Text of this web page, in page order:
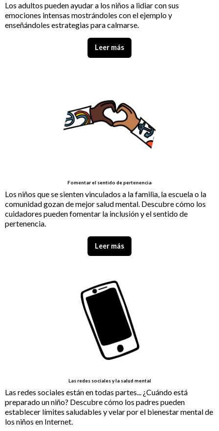
Los adultos pueden ayudar a los niños a lidiar con sus
emociones intensas mostrándoles con el ejemplo y
enseñándoles estrategias para calmarse.
Leer más
Fomentar el sentido de pertenencia
Los niños que se sienten vinculados a la familia, la escuela o la
comunidad gozan de mejor salud mental. Descubre cómo los
cuidadores pueden fomentar la inclusión y el sentido de
pertenencia.
Leer más
Las redes sociales y la salud mental
Las redes sociales están en todas partes... ¿Cuándo está
preparado un niño? Descubre cómo los padres pueden
establecer límites saludables y velar por el bienestar mental de
los niños en Internet.